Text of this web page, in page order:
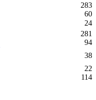
283
60
24
281
94
38
22
114